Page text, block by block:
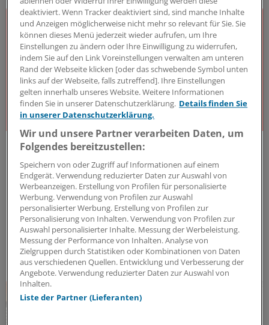
J&J Open House
Der Gesundheitsdialog
Expert:innen aus unterschiedlichsten Bereichen des
Gesundheitswesens diskutieren – offen, kritisch und
lösungsorientiert – über die Herausforderungen und
Chancen unseres Gesundheitssystems. Dafür steht
das J&J Open House – seit inzwischen 7 Jahren.
Kooperation|In Kooperation mit:Johnson & Johnson Innovative
Medicine (Janssen-Cilag GmbH)
deaktiviert. Wenn Tracker deaktiviert sind, sind manche Inhalte
und Anzeigen möglicherweise nicht mehr so relevant für Sie. Sie
können dieses Menü jederzeit wieder aufrufen, um Ihre
Einstellungen zu ändern oder Ihre Einwilligung zu widerrufen,
indem Sie auf den Link Voreinstellungen verwalten am unteren
Rand der Webseite klicken [oder das schwebende Symbol unten
links auf der Webseite, falls zutreffend]. Ihre Einstellungen
gelten innerhalb unseres Website. Weitere Informationen
finden Sie in unserer Datenschutzerklärung. Details finden Sie
in unserer Datenschutzerklärung.
Wir und unsere Partner verarbeiten Daten, um
Folgendes bereitzustellen:
Speichern von oder Zugriff auf Informationen auf einem
Endgerät. Verwendung reduzierter Daten zur Auswahl von
Werbeanzeigen. Erstellung von Profilen für personalisierte
Werbung. Verwendung von Profilen zur Auswahl
personalisierter Werbung. Erstellung von Profilen zur
Personalisierung von Inhalten. Verwendung von Profilen zur
Auswahl personalisierter Inhalte. Messung der Werbeleistung.
Messung der Performance von Inhalten. Analyse von
Zielgruppen durch Statistiken oder Kombinationen von Daten
aus verschiedenen Quellen. Entwicklung und Verbesserung der
Angebote. Verwendung reduzierter Daten zur Auswahl von
Inhalten.
Liste der Partner (Lieferanten)